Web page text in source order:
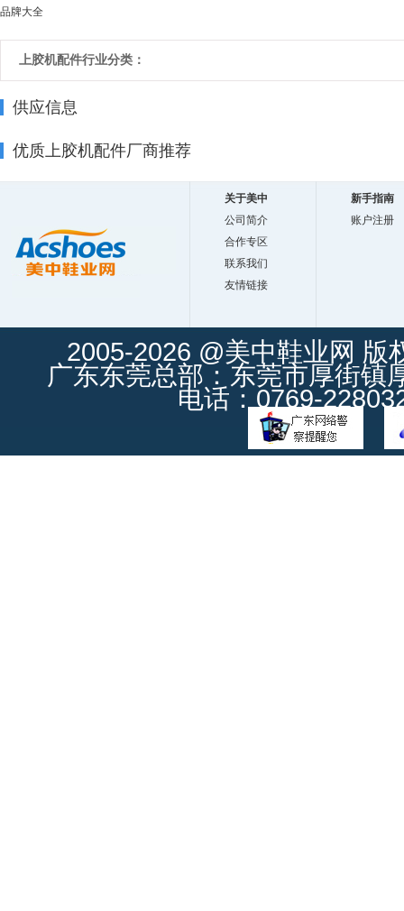
品牌大全
上胶机配件行业分类：
供应信息
优质上胶机配件厂商推荐
关于美中
公司简介
合作专区
联系我们
友情链接
新手指南
账户注册
2005-2026 @美中鞋业网 版
广东东莞总部：东莞市厚街镇
电话：0769-